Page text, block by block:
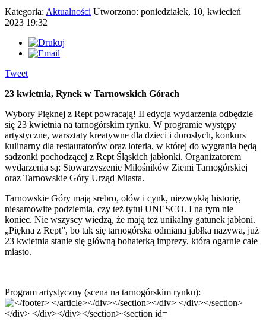
Kategoria: Aktualności Utworzono: poniedziałek, 10, kwiecień
2023 19:32
Tweet
23 kwietnia, Rynek w Tarnowskich Górach
Wybory Pięknej z Rept powracają! II edycja wydarzenia odbędzie
się 23 kwietnia na tarnogórskim rynku. W programie występy
artystyczne, warsztaty kreatywne dla dzieci i dorosłych, konkurs
kulinarny dla restauratorów oraz loteria, w której do wygrania będą
sadzonki pochodzącej z Rept Śląskich jabłonki. Organizatorem
wydarzenia są: Stowarzyszenie Miłośników Ziemi Tarnogórskiej
oraz Tarnowskie Góry Urząd Miasta.
Tarnowskie Góry mają srebro, ołów i cynk, niezwykłą historię,
niesamowite podziemia, czy też tytuł UNESCO. I na tym nie
koniec. Nie wszyscy wiedzą, że mają też unikalny gatunek jabłoni.
„Piękna z Rept”, bo tak się tarnogórska odmiana jabłka nazywa, już
23 kwietnia stanie się główną bohaterką imprezy, która ogarnie całe
miasto.
Program artystyczny (scena na tarnogórskim rynku):